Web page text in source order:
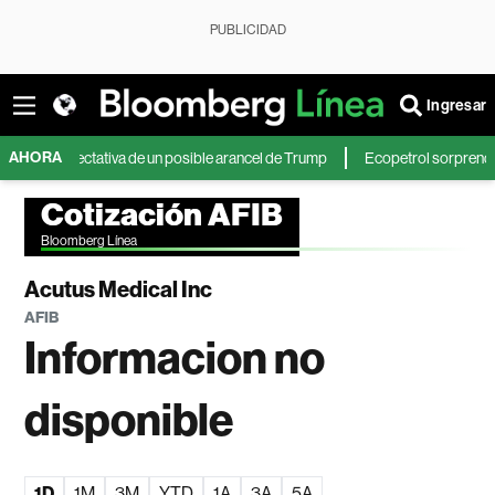
PUBLICIDAD
Ingresar
AHORA de un posible arancel de Trump Ecopetrol sorprende con
Cotización AFIB
Bloomberg Línea
Acutus Medical Inc
AFIB
Informacion no
disponible